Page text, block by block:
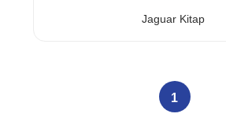
Jaguar Kitap
1